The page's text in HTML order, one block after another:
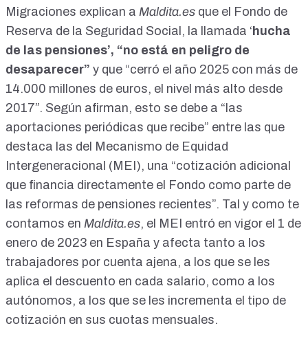
Migraciones explican a Maldita.es que el Fondo de
Reserva de la Seguridad Social, la llamada ‘hucha
de las pensiones’, “no está en peligro de
desaparecer” y que “cerró el año 2025 con más de
14.000 millones de euros, el nivel más alto desde
2017”. Según afirman, esto se debe a “las
aportaciones periódicas que recibe” entre las que
destaca las del Mecanismo de Equidad
Intergeneracional (MEI), una “cotización adicional
que financia directamente el Fondo como parte de
las reformas de pensiones recientes”. Tal y como te
contamos en Maldita.es, el MEI entró en vigor el 1 de
enero de 2023 en España y afecta tanto a los
trabajadores por cuenta ajena, a los que se les
aplica el descuento en cada salario, como a los
autónomos, a los que se les incrementa el tipo de
cotización en sus cuotas mensuales.